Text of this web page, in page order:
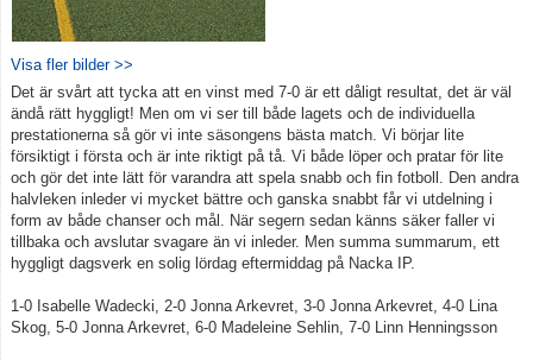
Visa fler bilder >>
Det är svårt att tycka att en vinst med 7-0 är ett dåligt resultat, det är väl
ändå rätt hyggligt! Men om vi ser till både lagets och de individuella
prestationerna så gör vi inte säsongens bästa match. Vi börjar lite
försiktigt i första och är inte riktigt på tå. Vi både löper och pratar för lite
och gör det inte lätt för varandra att spela snabb och fin fotboll. Den andra
halvleken inleder vi mycket bättre och ganska snabbt får vi utdelning i
form av både chanser och mål. När segern sedan känns säker faller vi
tillbaka och avslutar svagare än vi inleder. Men summa summarum, ett
hyggligt dagsverk en solig lördag eftermiddag på Nacka IP.
1-0 Isabelle Wadecki, 2-0 Jonna Arkevret, 3-0 Jonna Arkevret, 4-0 Lina
Skog, 5-0 Jonna Arkevret, 6-0 Madeleine Sehlin, 7-0 Linn Henningsson